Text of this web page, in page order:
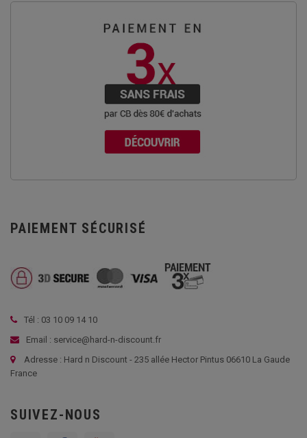
PAIEMENT SÉCURISÉ
Tél : 03 10 09 14 10
Email : service@hard-n-discount.fr
Adresse : Hard n Discount - 235 allée Hector Pintus 06610 La Gaude
France
SUIVEZ-NOUS